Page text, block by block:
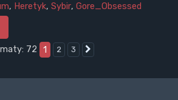
, Heretyk, Sybir, Gore_Obsessed
72
1 2 3